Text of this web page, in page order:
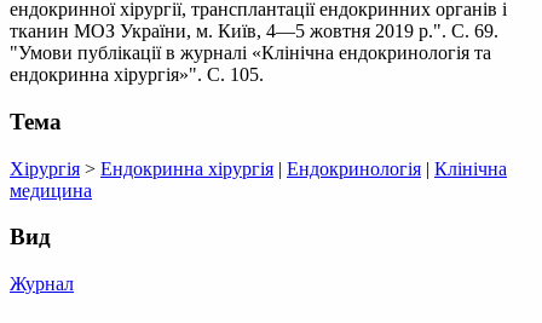
ендокринної хірургії, трансплантації ендокринних органів і
тканин МОЗ України, м. Київ, 4—5 жовтня 2019 р.". С. 69.
"Умови публікації в журналі «Клінічна ендокринологія та
ендокринна хірургія»". С. 105.
Тема
Хірургія > Ендокринна хірургія | Ендокринологія | Клінічна
медицина
Вид
Журнал